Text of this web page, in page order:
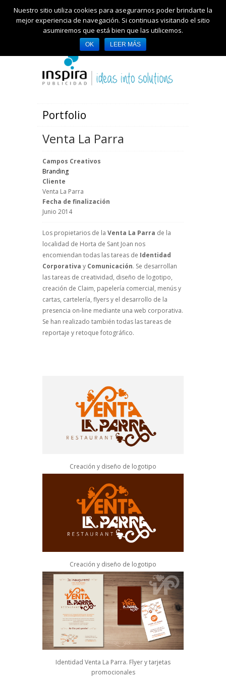
Portfolio
Venta La Parra
Campos Creativos
Branding
Cliente
Venta La Parra
Fecha de finalización
Junio 2014
Los propietarios de la Venta La Parra de la
localidad de Horta de Sant Joan nos
encomiendan todas las tareas de Identidad
Corporativa y Comunicación. Se desarrollan
las tareas de creatividad, diseño de logotipo,
creación de Claim, papelería comercial, menús y
cartas, cartelería, flyers y el desarrollo de la
presencia on-line mediante una web corporativa.
Se han realizado también todas las tareas de
reportaje y retoque fotográfico.
Creación y diseño de logotipo
Creación y diseño de logotipo
Identidad Venta La Parra. Flyer y tarjetas
promocionales
Nuestro sitio utiliza cookies para asegurarnos poder brindarte la
mejor experiencia de navegación. Si continuas visitando el sitio
asumiremos que está bien que las utilicemos.
OK LEER MÁS